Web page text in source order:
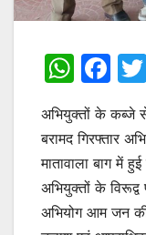
W
h
at
s
A
p
F
c
e
b
o
अभियुक्तों के कब्जे
बरामद गिरफ्तार
मातावाला बाग में
अभियुक्तों के
अभियोग आम जन की